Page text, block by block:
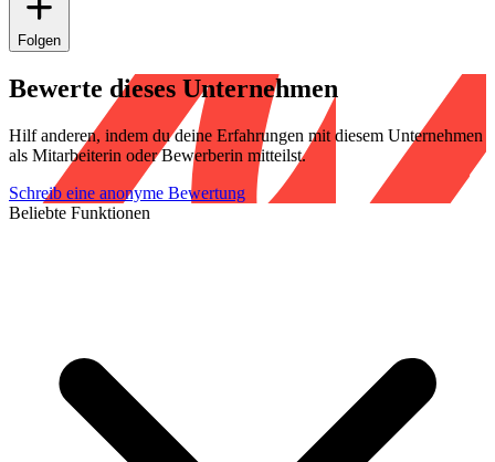
Folgen
Bewerte dieses Unternehmen
Hilf anderen, indem du deine Erfahrungen mit diesem Unternehmen
als Mitarbeiterin oder Bewerberin mitteilst.
Schreib eine anonyme Bewertung
Beliebte Funktionen